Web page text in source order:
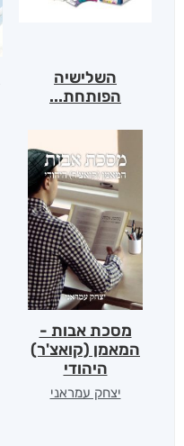
השלישיה
הפותחת...
מסכת אבות -
המאמן (קואצ'ר)
היהודי
יצחק עמראני